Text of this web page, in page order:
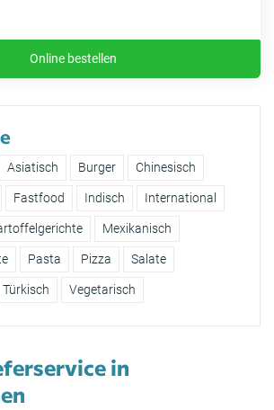
Online bestellen
Asiatisch Burger Chinesisch
Fastfood Indisch International
Mexikanisch
Pasta Pizza Salate
Türkisch Vegetarisch
in